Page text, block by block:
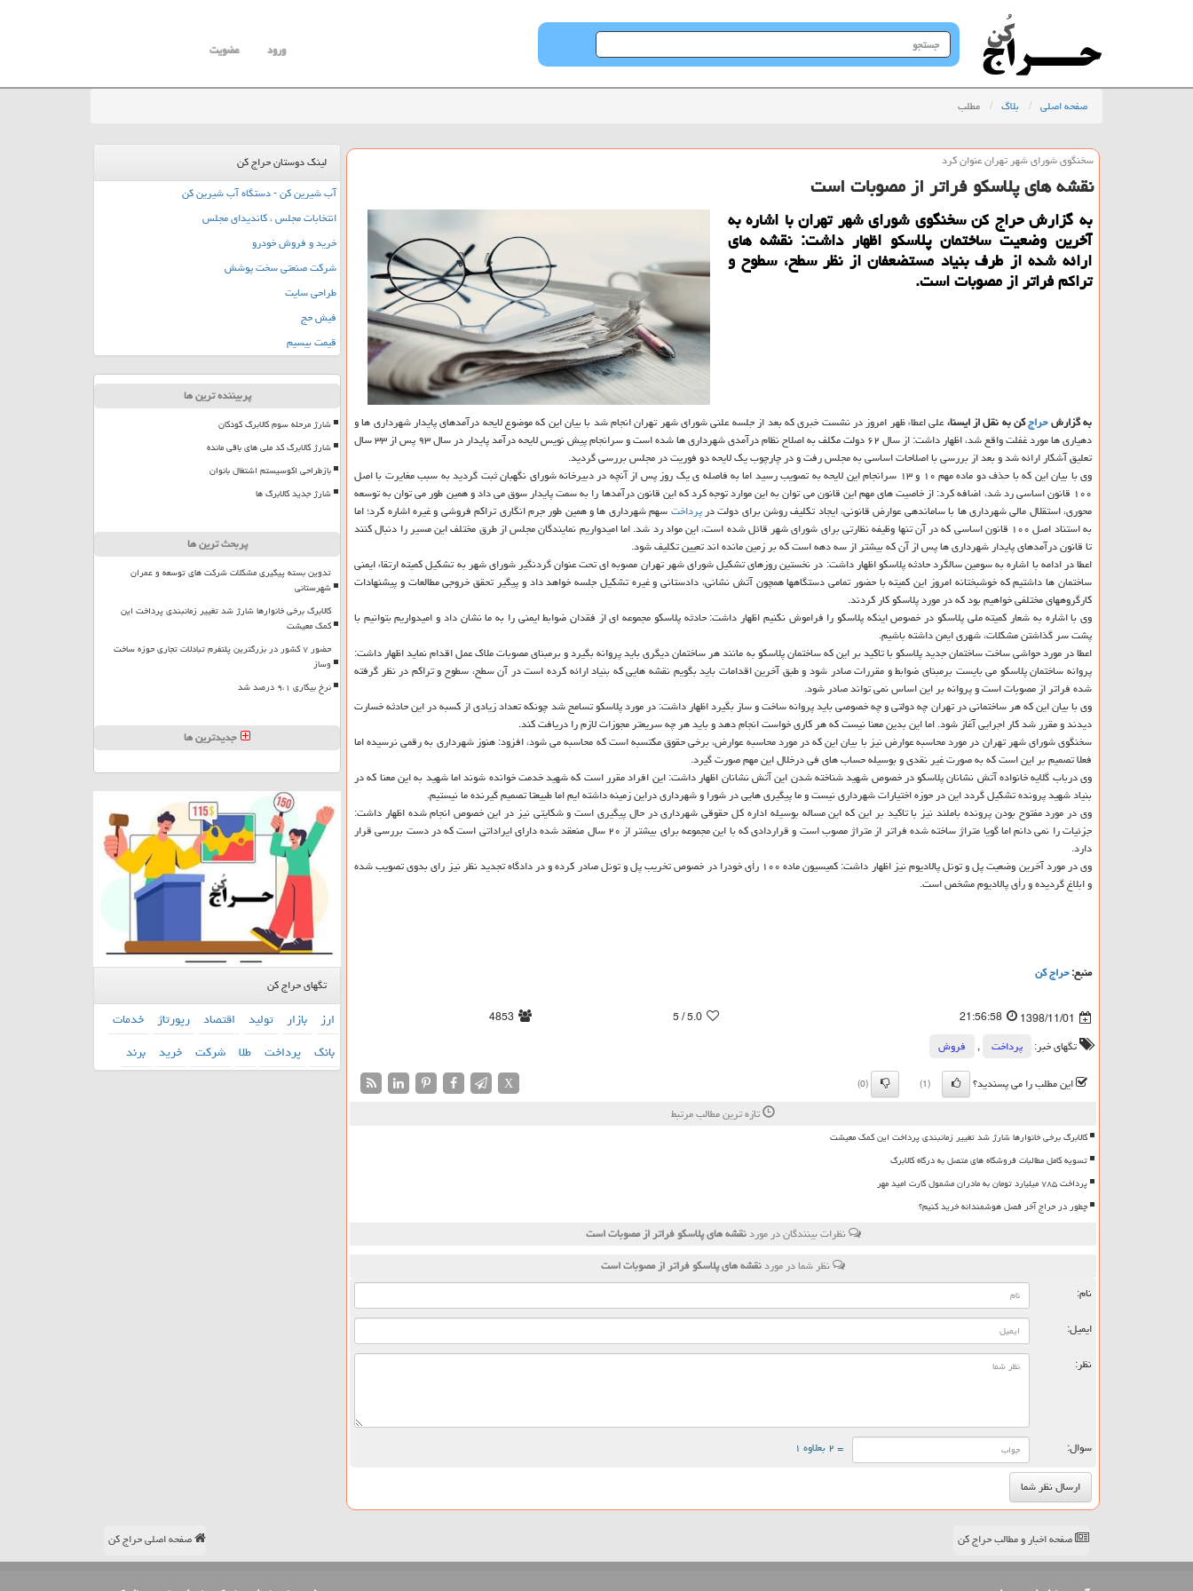
جستجو
در
ورود عضویت
صفحه اصلی بلاگ مطلب
سخنگوی شورای شهر تهران عنوان كرد
نقشه های پلاسكو فراتر از مصوبات است
به گزارش حراج كن سخنگوی شورای شهر تهران با اشاره به
آخرین وضعیت ساختمان پلاسكو اظهار داشت: نقشه های
ارائه شده از طرف بنیاد مستضعفان از نظر سطح، سطوح و
تراكم فراتر از مصوبات است.
به گزارشحراجكن به نقل از ایسنا،علی اعطاء ظهر امروز در نشست خبری كه بعد از جلسه علنی شورای شهر تهران انجام شد با بیان این كه موضوع لایحه درآمدهای پایدار شهرداری ها و
دهیاری ها مورد غفلت واقع شد، اظهار داشت: از سال ۶۲ دولت مكلف به اصلاح نظام درآمدی شهرداری ها شده است و سرانجام پیش نویس لایحه درآمد پایدار در سال ۹۳ پس از ۳۳ سال
تعلیق آشكار ارائه شد و بعد از بررسی با اصلاحات اساسی به مجلس رفت و در چارچوب یك لایحه دو فوریت در مجلس بررسی گردید.
وی با بیان این كه با حذف دو ماده مهم ۱۰ و ۱۳ سرانجام این لایحه به تصویب رسید اما به فاصله ی یك روز پس از آنچه در دبیرخانه شورای نگهبان ثبت گردید به سبب مغایرت با اصل
۱۰۰ قانون اساسی رد شد، اضافه كرد: از خاصیت های مهم این قانون می توان به این موارد توجه كرد كه این قانون درآمدها را به سمت پایدار سوق می داد و همین طور می توان به توسعه
محوری، استقلال مالی شهرداری ها با ساماندهی عوارض قانونی، ایجاد تكلیف روشن برای دولت درپرداختسهم شهرداری ها و همین طور جرم انگاری تراكم فروشی و غیره اشاره كرد؛ اما
به استناد اصل ۱۰۰ قانون اساسی كه در آن تنها وظیفه نظارتی برای شورای شهر قائل شده است، این مواد رد شد. اما امیدواریم نمایندگان مجلس از طرق مختلف این مسیر را دنبال كنند
تا قانون درآمدهای پایدار شهرداری ها پس از آن كه بیشتر از سه دهه است كه بر زمین مانده اند تعیین تكلیف شود.
اعطا در ادامه با اشاره به سومین سالگرد حادثه پلاسكو اظهار داشت: در نخستین روزهای تشكیل شورای شهر تهران مصوبه ای تحت عنوان گردنگیر شورای شهر به تشكیل كمیته ارتقاء ایمنی
ساختمان ها داشتیم كه خوشبختانه امروز این كمیته با حضور تمامی دستگاهها همچون آتش نشانی، دادستانی و غیره تشكیل جلسه خواهد داد و پیگیر تحقق خروجی مطالعات و پیشنهادات
كارگروههای مختلفی خواهیم بود كه در مورد پلاسكو كار كردند.
وی با اشاره به شعار كمیته ملی پلاسكو در خصوص اینكه پلاسكو را فراموش نكنیم اظهار داشت: حادثه پلاسكو مجموعه ای از فقدان ضوابط ایمنی را به ما نشان داد و امیدواریم بتوانیم با
پشت سر گذاشتن مشكلات، شهری ایمن داشته باشیم.
اعطا در مورد حواشی ساخت ساختمان جدید پلاسكو با تاكید بر این كه ساختمان پلاسكو به مانند هر ساختمان دیگری باید پروانه بگیرد و برمبنای مصوبات ملاك عمل اقدام نماید اظهار داشت:
پروانه ساختمان پلاسكو می بایست برمبنای ضوابط و مقررات صادر شود و طبق آخرین اقدامات باید بگویم نقشه هایی كه بنیاد ارائه كرده است در آن سطح، سطوح و تراكم در نظر گرفته
شده فراتر از مصوبات است و پروانه بر این اساس نمی تواند صادر شود.
وی با بیان این كه هر ساختمانی در تهران چه دولتی و چه خصوصی باید پروانه ساخت و ساز بگیرد اظهار داشت: در مورد پلاسكو تسامح شد چونكه تعداد زیادی از كسبه در این حادثه خسارت
دیدند و مقرر شد كار اجرایی آغاز شود. اما این بدین معنا نیست كه هر كاری خواست انجام دهد و باید هر چه سریعتر مجوزات لازم را دریافت كند.
سخنگوی شورای شهر تهران در مورد محاسبه عوارض نیز با بیان این كه در مورد محاسبه عوارض، برخی حقوق مكتسبه است كه محاسبه می شود، افزود: هنوز شهرداری به رقمی نرسیده اما
فعلا تصمیم بر این است كه به صورت غیر نقدی و بوسیله حساب های فی درخلال این مهم صورت گیرد.
وی درباب گلایه خانواده آتش نشانان پلاسكو در خصوص شهید شناخته شدن این آتش نشانان اظهار داشت: این افراد مقرر است كه شهید خدمت خوانده شوند اما شهید به این معنا كه در
بنیاد شهید پرونده تشكیل گردد این در حوزه اختیارات شهرداری نیست و ما پیگیری هایی در شورا و شهرداری دراین زمینه داشته ایم اما طبیعتا تصمیم گیرنده ما نیستیم.
وی در مورد مفتوح بودن پرونده باملند نیز با تاكید بر این كه این مساله بوسیله اداره كل حقوقی شهرداری در حال پیگیری است و شكایتی نیز در این خصوص انجام شده اظهار داشت:
جزئیات را نمی دانم اما گویا متراژ ساخته شده فراتر از متراژ مصوب است و قراردادی كه با این مجموعه برای بیشتر از ۲۰ سال منعقد شده دارای ایراداتی است كه در دست بررسی قرار
دارد.
وی در مورد آخرین وضعیت پل و تونل پالادیوم نیز اظهار داشت: كمیسیون ماده ۱۰۰ رأی خودرا در خصوص تخریب پل و تونل صادر كرده و در دادگاه تجدید نظر نیز رای بدوی تصویب شده
و ابلاغ گردیده و رأی پالادیوم مشخص است.
منبع:حراج كن
1398/11/01
21:56:58
5.0
/ 5
4853
تگهای خبر:
پرداخت ,
فروش
این مطلب را می پسندید؟
(1)
(0)
X
تازه ترین مطالب مرتبط
کالابرگ برخی خانوارها شارژ شد تغییر زمانبندی پرداخت این کمک معیشت
تسویه کامل مطالبات فروشگاه های متصل به درگاه کالابرگ
پرداخت ۷۸۵ میلیارد تومان به مادران مشمول کارت امید مهر
چطور در حراج آخر فصل هوشمندانه خرید کنیم؟
نظرات بینندگان در موردنقشه های پلاسكو فراتر از مصوبات است
نظر شما در موردنقشه های پلاسكو فراتر از مصوبات است
نام:
ایمیل:
نظر:
سوال: = ۲ بعلاوه ۱
لینک دوستان حراج کن
آب شیرین کن - دستگاه آب شیرین کن
انتخابات مجلس ، کاندیدای مجلس
خرید و فروش خودرو
شرکت صنعتی سخت پوشش
طراحی سایت
فیش حج
قیمت بیسیم
پربیننده ترین ها
شارژ مرحله سوم کالابرگ کودکان
شارژ کالابرگ کد ملی های باقی مانده
بازطراحی اکوسیستم اشتغال بانوان
شارژ جدید کالابرگ ها
پربحث ترین ها
تدوین بسته پیگیری مشکلات شرکت های توسعه و عمران
شهرستانی
کالابرگ برخی خانوارها شارژ شد تغییر زمانبندی پرداخت این
کمک معیشت
حضور ۷ کشور در بزرگترین پلتفرم تبادلات تجاری حوزه ساخت
وساز
نرخ بیکاری ۹،۱ درصد شد
جدیدترین ها
تگهای حراج کن
ارز بازار تولید اقتصاد رپورتاژ خدمات
بانك پرداخت طلا شركت خرید برند
صفحه اخبار و مطالب حراج کن صفحه اصلی حراج کن